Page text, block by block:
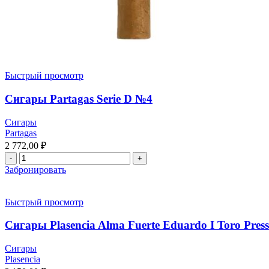
Быстрый просмотр
Сигары Partagas Serie D №4
Сигары
Partagas
2 772,00 ₽
Забронировать
Быстрый просмотр
Сигары Plasencia Alma Fuerte Eduardo I Toro
Сигары
Plasencia